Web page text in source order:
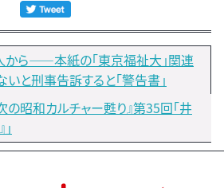
ら――本紙の「東京福祉大」関連
と刑事告訴すると「警告書」
昭和カルチャー甦り』第35回「井